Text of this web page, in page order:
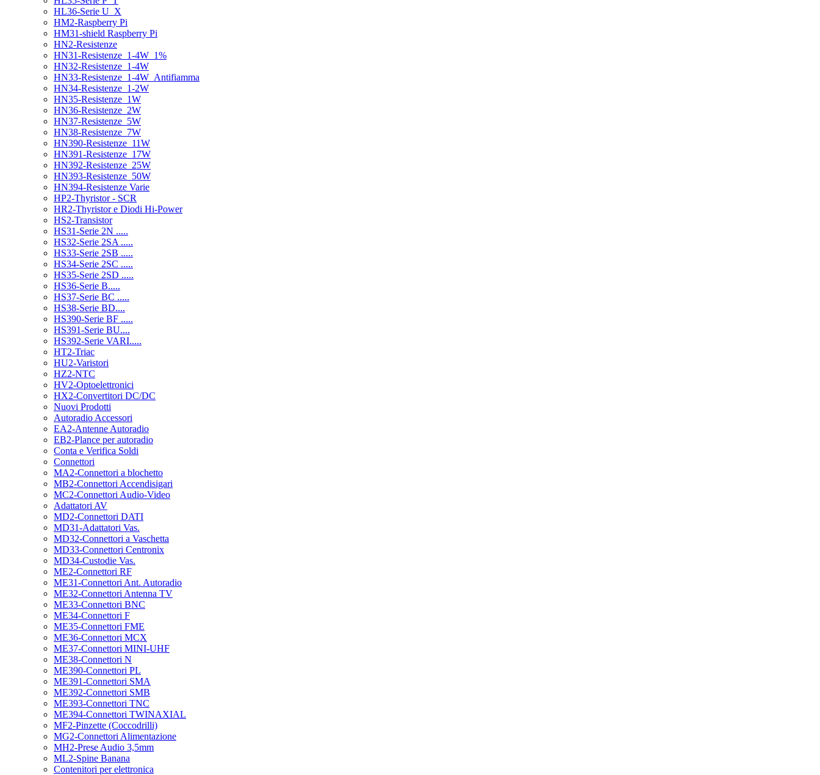
HL36-Serie U_X
HM2-Raspberry Pi
HM31-shield Raspberry Pi
HN2-Resistenze
HN31-Resistenze_1-4W_1%
HN32-Resistenze_1-4W
HN33-Resistenze_1-4W_Antifiamma
HN34-Resistenze_1-2W
HN35-Resistenze_1W
HN36-Resistenze_2W
HN37-Resistenze_5W
HN38-Resistenze_7W
HN390-Resistenze_11W
HN391-Resistenze_17W
HN392-Resistenze_25W
HN393-Resistenze_50W
HN394-Resistenze Varie
HP2-Thyristor - SCR
HR2-Thyristor e Diodi Hi-Power
HS2-Transistor
HS31-Serie 2N .....
HS32-Serie 2SA .....
HS33-Serie 2SB .....
HS34-Serie 2SC .....
HS35-Serie 2SD .....
HS36-Serie B.....
HS37-Serie BC .....
HS38-Serie BD....
HS390-Serie BF .....
HS391-Serie BU....
HS392-Serie VARI.....
HT2-Triac
HU2-Varistori
HZ2-NTC
HV2-Optoelettronici
HX2-Convertitori DC/DC
Nuovi Prodotti
Autoradio Accessori
EA2-Antenne Autoradio
EB2-Plance per autoradio
Conta e Verifica Soldi
Connettori
MA2-Connettori a blochetto
MB2-Connettori Accendisigari
MC2-Connettori Audio-Video
Adattatori AV
MD2-Connettori DATI
MD31-Adattatori Vas.
MD32-Connettori a Vaschetta
MD33-Connettori Centronix
MD34-Custodie Vas.
ME2-Connettori RF
ME31-Connettori Ant. Autoradio
ME32-Connettori Antenna TV
ME33-Connettori BNC
ME34-Connettori F
ME35-Connettori FME
ME36-Connettori MCX
ME37-Connettori MINI-UHF
ME38-Connettori N
ME390-Connettori PL
ME391-Connettori SMA
ME392-Connettori SMB
ME393-Connettori TNC
ME394-Connettori TWINAXIAL
MF2-Pinzette (Coccodrilli)
MG2-Connettori Alimentazione
MH2-Prese Audio 3,5mm
ML2-Spine Banana
Contenitori per elettronica